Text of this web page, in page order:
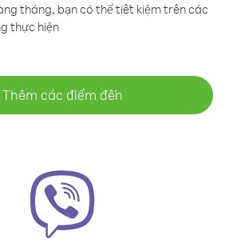
tháng, bạn có thể tiết kiệm trên các
thực hiện
Thêm các điểm đến